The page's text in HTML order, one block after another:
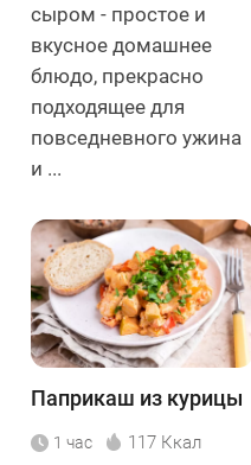
сыром - простое и
вкусное домашнее
блюдо, прекрасно
подходящее для
повседневного ужина
и ...
Паприкаш из курицы
1 час 117 Ккал